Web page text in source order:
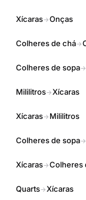
Xícaras→Onças
Colheres de chá→
Colheres de sopa→
Mililitros→Xícaras
Xícaras→ Mililitros
Colheres de sopa→
Xícaras→Colheres
Quarts→Xícaras